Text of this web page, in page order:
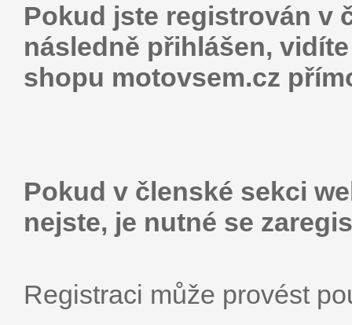
Pokud jste registrován v
následně přihlášen,
shopu motovsem.cz
Pokud v členské sekci
nejste, je nutné se
Registraci může provést